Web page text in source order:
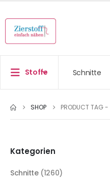
Stoffe Schnitte
SHOP PRODUCT TAG -
Kategorien
Schnitte (1260)